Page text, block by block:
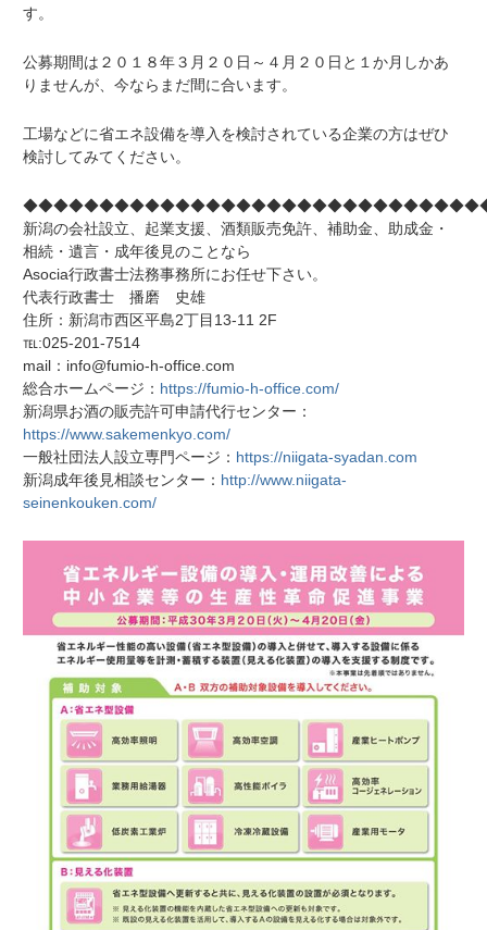
す。
公募期間は２０１８年３月２０日～４月２０日と１か月しかあ
りませんが、今ならまだ間に合います。
工場などに省エネ設備を導入を検討されている企業の方はぜひ
検討してみてください。
新潟の会社設立、起業支援、酒類販売免許、補助金、助成金・
相続・遺言・成年後見のことなら
Asocia行政書士法務事務所にお任せ下さい。
代表行政書士 播磨 史雄
住所：新潟市西区平島2丁目13-11 2F
℡:025-201-7514
mail：info@fumio-h-office.com
総合ホームページ： https://fumio-h-office.com/
新潟県お酒の販売許可申請代行センター：
https://www.sakemenkyo.com/
一般社団法人設立専門ページ： https://niigata-syadan.com
新潟成年後見相談センター： http://www.niigata-
seinenkouken.com/